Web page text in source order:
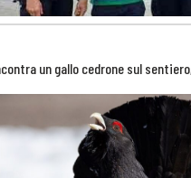
un gallo cedrone sul